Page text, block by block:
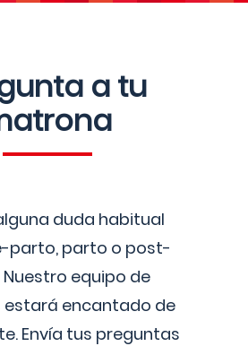
a tu
duda habitual
parto, parto o post-
equipo de
encantado de
Envía tus preguntas